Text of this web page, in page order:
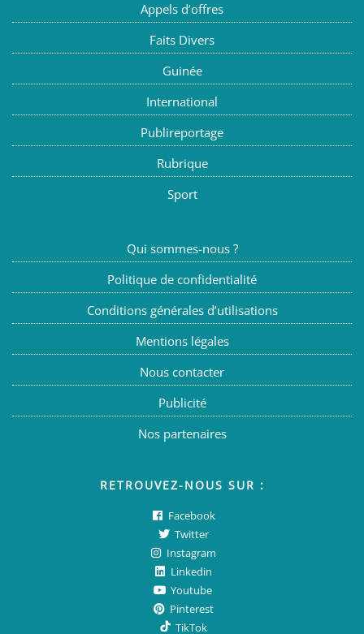
Appels d’offres
Faits Divers
Guinée
International
Publireportage
Rubrique
Sport
Qui sommes-nous ?
Politique de confidentialité
Conditions générales d’utilisations
Mentions légales
Nous contacter
Publicité
Nos partenaires
RETROUVEZ-NOUS SUR :
Facebook
Twitter
Instagram
Linkedin
Youtube
Pinterest
TikTok